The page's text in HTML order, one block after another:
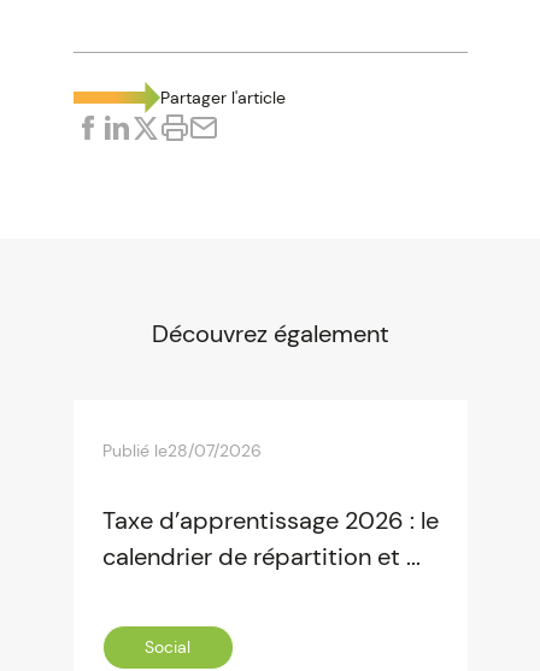
Partager l'article
Découvrez également
Publié le28/07/2026
Taxe d’apprentissage 2026 : le
calendrier de répartition et ...
Social